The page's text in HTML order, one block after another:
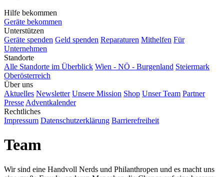
Hilfe bekommen
Geräte bekommen
Unterstützen
Geräte spenden Geld spenden Reparaturen Mithelfen Für
Unternehmen
Standorte
Alle Standorte im Überblick Wien - NÖ - Burgenland Steiermark
Oberösterreich
Über uns
Aktuelles Newsletter Unsere Mission Shop Unser Team Partner
Presse Adventkalender
Rechtliches
Impressum Datenschutzerklärung Barrierefreiheit
Team
Wir sind eine Handvoll Nerds und Philanthropen und es macht uns